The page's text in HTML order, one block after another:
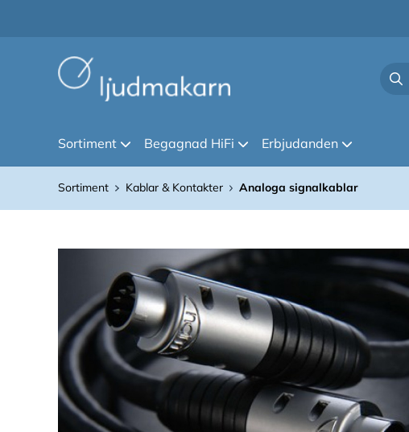
Sortiment Begagnad HiFi Erbjudanden
Sortiment Kablar & Kontakter Analoga signalkablar